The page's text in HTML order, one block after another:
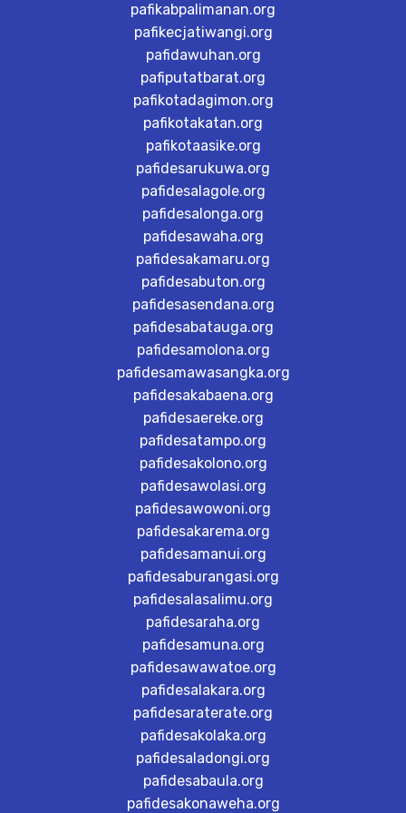
pafikabpalimanan.org
pafikecjatiwangi.org
pafidawuhan.org
pafiputatbarat.org
pafikotadagimon.org
pafikotakatan.org
pafikotaasike.org
pafidesarukuwa.org
pafidesalagole.org
pafidesalonga.org
pafidesawaha.org
pafidesakamaru.org
pafidesabuton.org
pafidesasendana.org
pafidesabatauga.org
pafidesamolona.org
pafidesamawasangka.org
pafidesakabaena.org
pafidesaereke.org
pafidesatampo.org
pafidesakolono.org
pafidesawolasi.org
pafidesawowoni.org
pafidesakarema.org
pafidesamanui.org
pafidesaburangasi.org
pafidesalasalimu.org
pafidesaraha.org
pafidesamuna.org
pafidesawawatoe.org
pafidesalakara.org
pafidesaraterate.org
pafidesakolaka.org
pafidesaladongi.org
pafidesabaula.org
pafidesakonaweha.org